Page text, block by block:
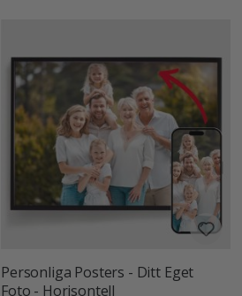
Personliga Posters - Ditt Eget
Foto - Horisontell